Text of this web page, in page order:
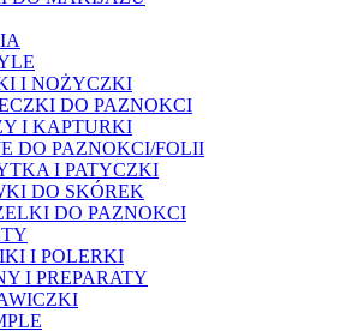
I NOŻYCZKI
DO PAZNOKCI
I KAPTURKI
DO PAZNOKCI/FOLII
I PATYCZKI
DO SKÓREK
DO PAZNOKCI
I POLERKI
I PREPARATY